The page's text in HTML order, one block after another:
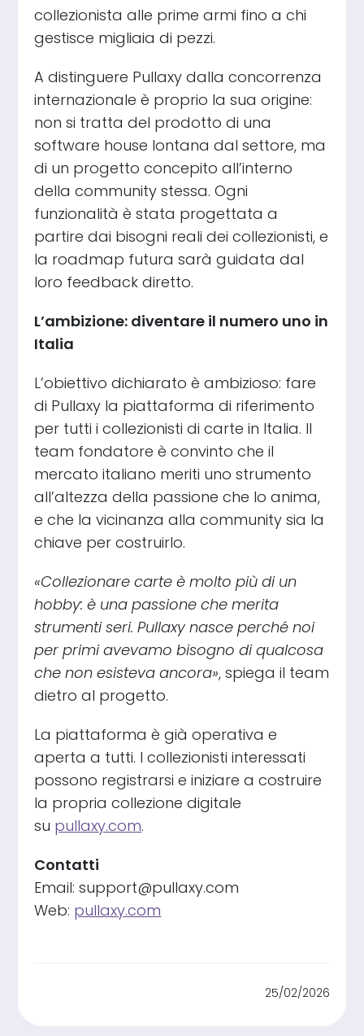
collezionista alle prime armi fino a chi
gestisce migliaia di pezzi.
A distinguere Pullaxy dalla concorrenza
internazionale è proprio la sua origine:
non si tratta del prodotto di una
software house lontana dal settore, ma
di un progetto concepito all’interno
della community stessa. Ogni
funzionalità è stata progettata a
partire dai bisogni reali dei collezionisti, e
la roadmap futura sarà guidata dal
loro feedback diretto.
L’ambizione: diventare il numero uno in
Italia
L’obiettivo dichiarato è ambizioso: fare
di Pullaxy la piattaforma di riferimento
per tutti i collezionisti di carte in Italia. Il
team fondatore è convinto che il
mercato italiano meriti uno strumento
all’altezza della passione che lo anima,
e che la vicinanza alla community sia la
chiave per costruirlo.
«Collezionare carte è molto più di un
hobby: è una passione che merita
strumenti seri. Pullaxy nasce perché noi
per primi avevamo bisogno di qualcosa
che non esisteva ancora», spiega il team
dietro al progetto.
La piattaforma è già operativa e
aperta a tutti. I collezionisti interessati
possono registrarsi e iniziare a costruire
la propria collezione digitale
su pullaxy.com.
Contatti
Email: support@pullaxy.com
Web: pullaxy.com
25/02/2026